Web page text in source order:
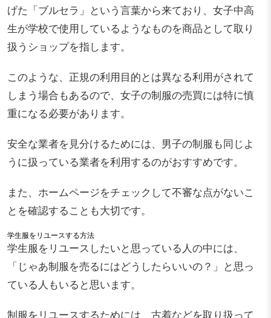
げた「ブルセラ」という言葉から来ており、女子中高
生が学校で使用しているようなものを商品として取り
扱うショップを指します。
このような、正規の利用目的とは異なる利用がされて
しまう場合もあるので、女子の制服の売買には特に慎
重になる必要があります。
安全な業者を見分けるためには、男子の制服も同じよ
うに扱っている業者を利用するのがおすすめです。
また、ホームページをチェックして不審な点がないこ
とを確認することも大切です。
学生服をリユースする方法
学生服をリユースしたいと思っている人の中には、
「じゃあ制服を売るにはどうしたらいいの？」と思っ
ている人もいると思います。
制服をリユースするためには、古着などを取り扱って